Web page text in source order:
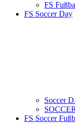
FS
FS Soccer Day
Soccer
FS Soccer